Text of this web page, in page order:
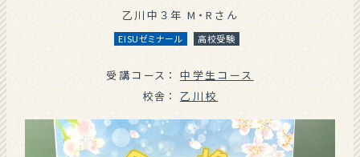
乙川中３年 M・Rさん
EISUゼミナール 高校受験
受講コース：中学生コース
校舎：乙川校